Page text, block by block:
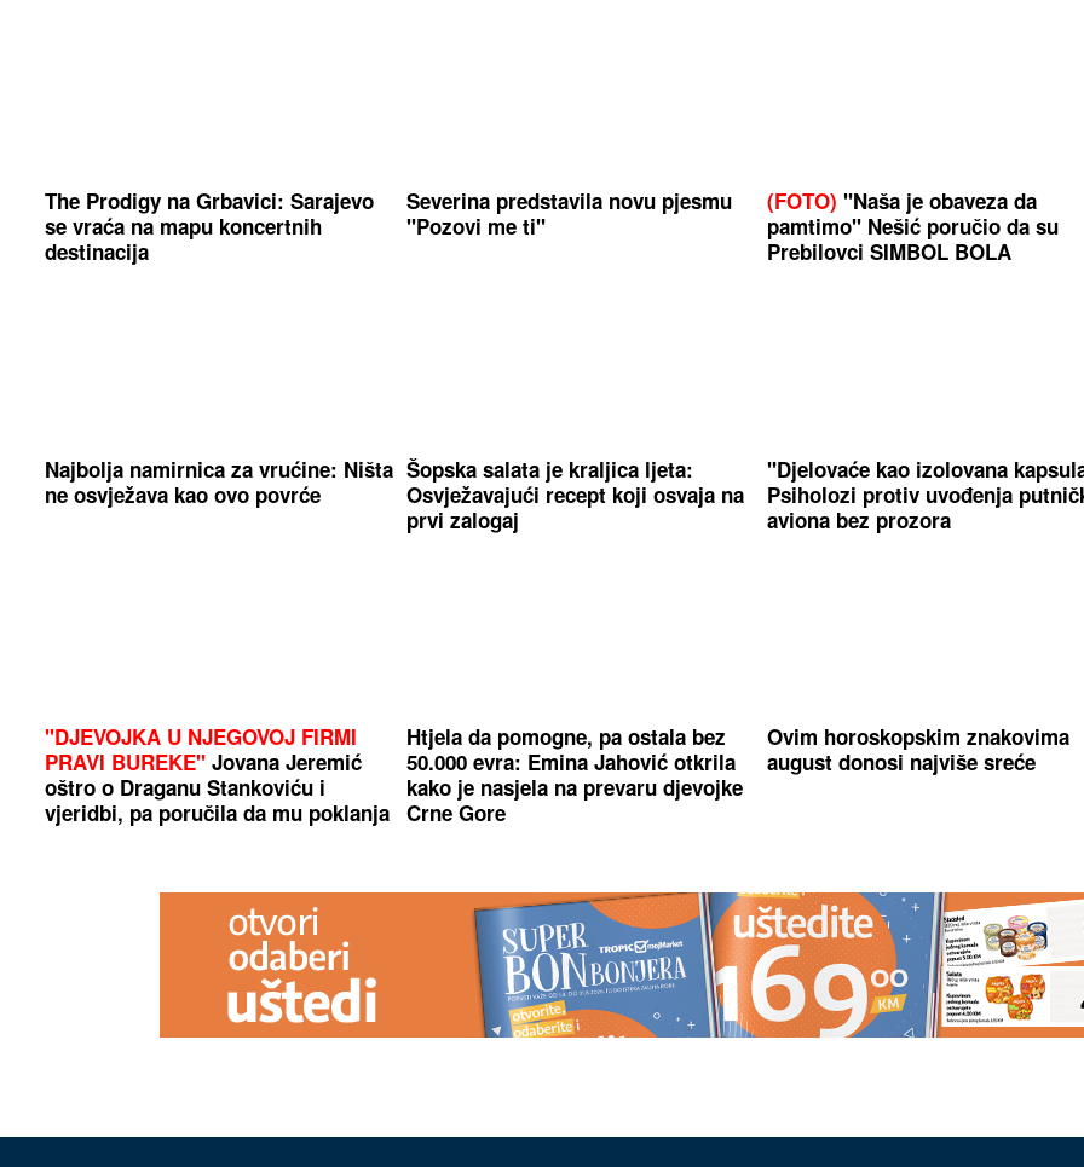
The Prodigy na Grbavici: Sarajevo
se vraća na mapu koncertnih
destinacija
Severina predstavila novu pjesmu
"Pozovi me ti"
(FOTO) "Naša je obaveza da
pamtimo" Nešić poručio da su
Prebilovci SIMBOL BOLA
Najbolja namirnica za vrućine: Ništa
ne osvježava kao ovo povrće
Šopska salata je kraljica ljeta:
Osvježavajući recept koji osvaja na
prvi zalogaj
"Djelovaće kao izolovana
Psiholozi protiv uvođenja
aviona bez prozora
"DJEVOJKA U NJEGOVOJ FIRMI
PRAVI BUREKE" Jovana Jeremić
oštro o Draganu Stankoviću i
vjeridbi, pa poručila da mu poklanja
Htjela da pomogne, pa ostala bez
50.000 evra: Emina Jahović otkrila
kako je nasjela na prevaru djevojke
Crne Gore
Ovim horoskopskim znakovima
august donosi najviše sreće